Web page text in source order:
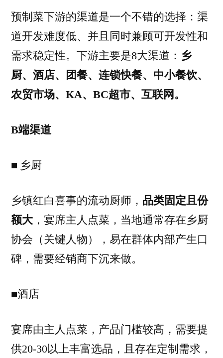
预制菜下游的渠道是一个不错的选择：渠
道开发难度低、并且同时兼顾可开发性和
需求稳定性。下游主要是8大渠道： 乡
厨、酒店、团餐、连锁快餐、中小餐饮、
农贸市场、KA、BC超市、互联网。
B端渠道
■ 乡厨
乡镇红白喜事的流动厨师， 品类固定且份
额大，宴席主人点菜，当地通常存在乡厨
协会（关键人物），易在群体内部产生口
碑，需要经销商下沉来做。
■酒店
宴席由主人点菜，产品门槛较高，需要提
供20-30以上丰富选品，且存在定制需求，